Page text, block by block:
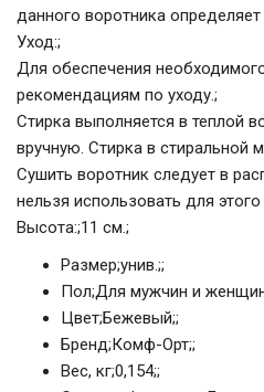
данного воротника
Уход:;
Для обеспечения
рекомендациям по уходу.;
Стирка выполняется в теплой
вручную. Стирка в стиральной
Сушить воротник следует в
нельзя использовать для
Высота:;11 см.;
Размер;унив.;;
Пол;Для мужчин и
Цвет;Бежевый;;
Бренд;Комф-Орт;;
Вес, кг;0,154;;